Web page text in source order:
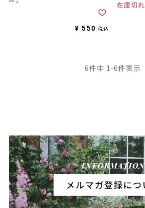
¥ 550 税込
在庫切れ
6件中 1-6件表示